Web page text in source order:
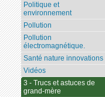
Politique et
environnement
Pollution
Pollution
électromagnétique.
Santé nature innovations
Vidéos
3 - Trucs et astuces de
grand-mère